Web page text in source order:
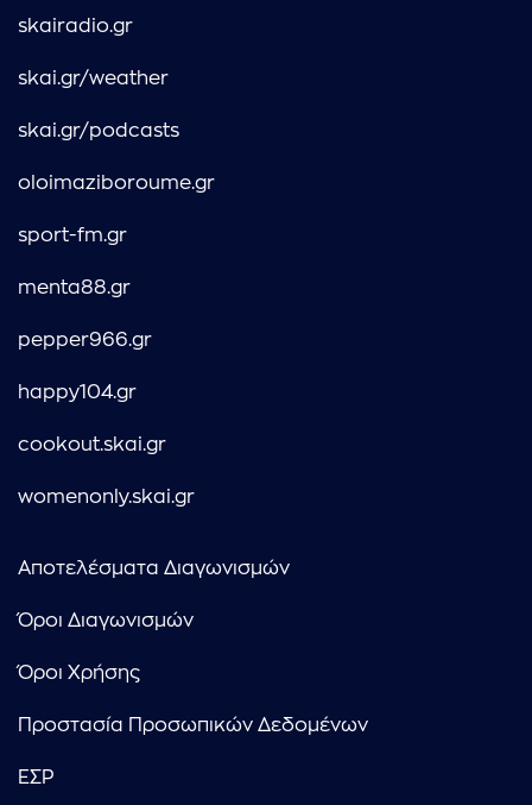
skairadio.gr
skai.gr/weather
skai.gr/podcasts
oloimaziboroume.gr
sport-fm.gr
menta88.gr
pepper966.gr
happy104.gr
cookout.skai.gr
womenonly.skai.gr
Αποτελέσματα Διαγωνισμών
Όροι Διαγωνισμών
Όροι Χρήσης
Προστασία Προσωπικών Δεδομένων
ΕΣΡ